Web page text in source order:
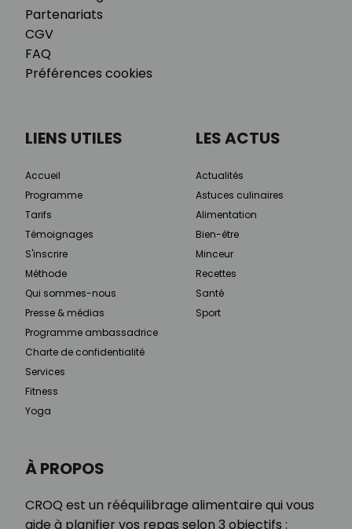
Partenariats
CGV
FAQ
Préférences cookies
À PROPOS
CROQ est un rééquilibrage alimentaire qui vous
aide à planifier vos repas selon 3 objectifs :
LIENS UTILES
Accueil
Programme
Tarifs
Témoignages
S'inscrire
Méthode
Qui sommes-nous
Presse & médias
Programme ambassadrice
Charte de confidentialité
Services
Fitness
Yoga
LES ACTUS
Actualités
Astuces culinaires
Alimentation
Bien-être
Minceur
Recettes
Santé
Sport